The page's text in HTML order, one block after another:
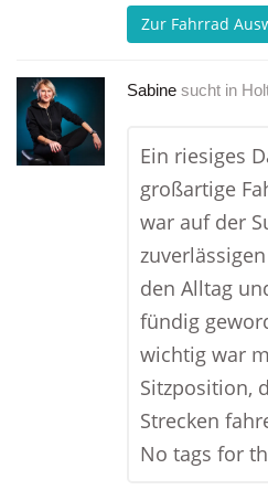
Zur Fahrrad
Sabine sucht in
Ein riesiges
großartige
war auf der
den Alltag
fündig
wichtig war
Sitzposition,
Strecken
No tags for